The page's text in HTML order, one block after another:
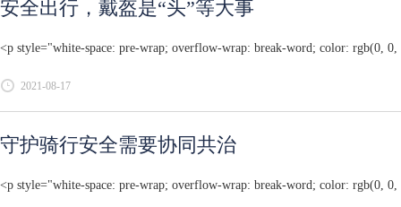
安全出行，戴盔是“头”等大事
<p style="white-space: pre-wrap; overflow-wrap: break-word; color: rgb(0,
2021-08-17
守护骑行安全需要协同共治
<p style="white-space: pre-wrap; overflow-wrap: break-word; color: rgb(0,